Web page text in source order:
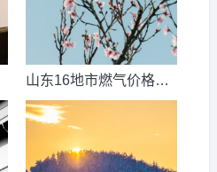
山东16地市燃气价格明
细？2021山东天然气费
收费标准？